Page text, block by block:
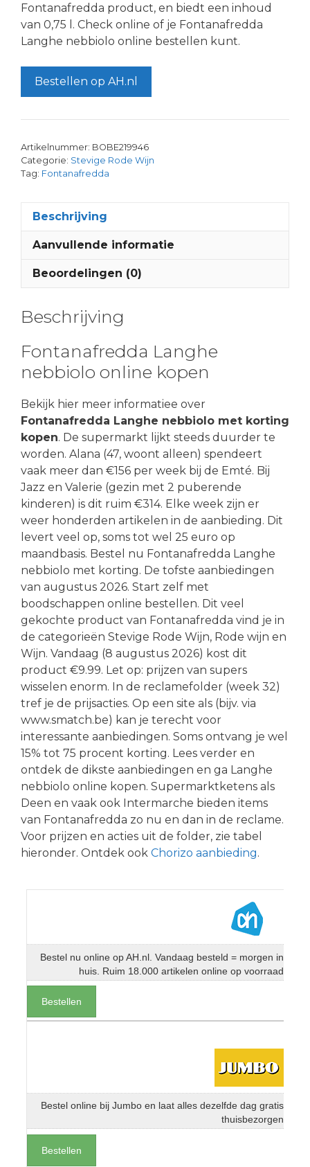
Fontanafredda product, en biedt een inhoud
van 0,75 l. Check online of je Fontanafredda
Langhe nebbiolo online bestellen kunt.
Bestellen op AH.nl
Artikelnummer: BOBE219946
Categorie: Stevige Rode Wijn
Tag: Fontanafredda
Beschrijving
Aanvullende informatie
Beoordelingen (0)
Beschrijving
Fontanafredda Langhe
nebbiolo online kopen
Bekijk hier meer informatiee over
Fontanafredda Langhe nebbiolo met korting
kopen. De supermarkt lijkt steeds duurder te
worden. Alana (47, woont alleen) spendeert
vaak meer dan €156 per week bij de Emté. Bij
Jazz en Valerie (gezin met 2 puberende
kinderen) is dit ruim €314. Elke week zijn er
weer honderden artikelen in de aanbieding. Dit
levert veel op, soms tot wel 25 euro op
maandbasis. Bestel nu Fontanafredda Langhe
nebbiolo met korting. De tofste aanbiedingen
van augustus 2026. Start zelf met
boodschappen online bestellen. Dit veel
gekochte product van Fontanafredda vind je in
de categorieën Stevige Rode Wijn, Rode wijn en
Wijn. Vandaag (8 augustus 2026) kost dit
product €9.99. Let op: prijzen van supers
wisselen enorm. In de reclamefolder (week 32)
tref je de prijsacties. Op een site als (bijv. via
www.smatch.be) kan je terecht voor
interessante aanbiedingen. Soms ontvang je wel
15% tot 75 procent korting. Lees verder en
ontdek de dikste aanbiedingen en ga Langhe
nebbiolo online kopen. Supermarktketens als
Deen en vaak ook Intermarche bieden items
van Fontanafredda zo nu en dan in de reclame.
Voor prijzen en acties uit de folder, zie tabel
hieronder. Ontdek ook Chorizo aanbieding.
Bestel nu online op AH.nl. Vandaag besteld = morgen in
huis. Ruim 18.000 artikelen online op voorraad
Bestellen
Bestel online bij Jumbo en laat alles dezelfde dag gratis
thuisbezorgen
Bestellen